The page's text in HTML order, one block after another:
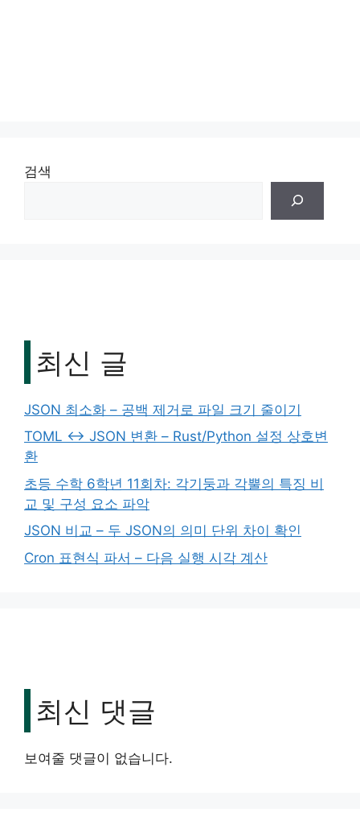
검색
최신 글
JSON 최소화 – 공백 제거로 파일 크기 줄이기
TOML ↔ JSON 변환 – Rust/Python 설정 상호변
환
초등 수학 6학년 11회차: 각기둥과 각뿔의 특징 비
교 및 구성 요소 파악
JSON 비교 – 두 JSON의 의미 단위 차이 확인
Cron 표현식 파서 – 다음 실행 시각 계산
최신 댓글
보여줄 댓글이 없습니다.